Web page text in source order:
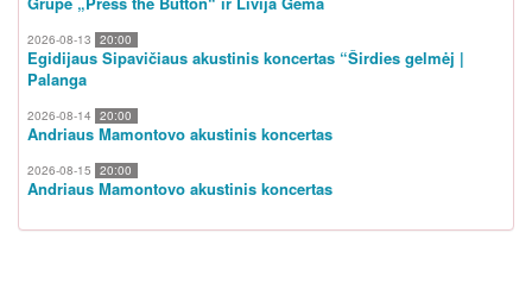
2026-08-13 20:00
Egidijaus Sipavičiaus akustinis koncertas “Širdies gelmėj |
Palanga
2026-08-14 20:00
Andriaus Mamontovo akustinis koncertas
2026-08-15 20:00
Andriaus Mamontovo akustinis koncertas